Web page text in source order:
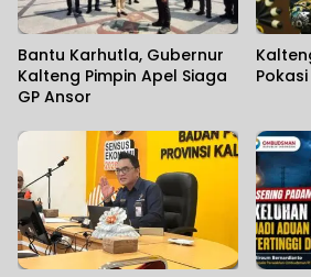
Bantu Karhutla, Gubernur
Kalteng Pimpin Apel Siaga
GP Ansor